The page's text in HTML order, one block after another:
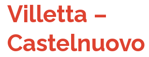
Villetta –